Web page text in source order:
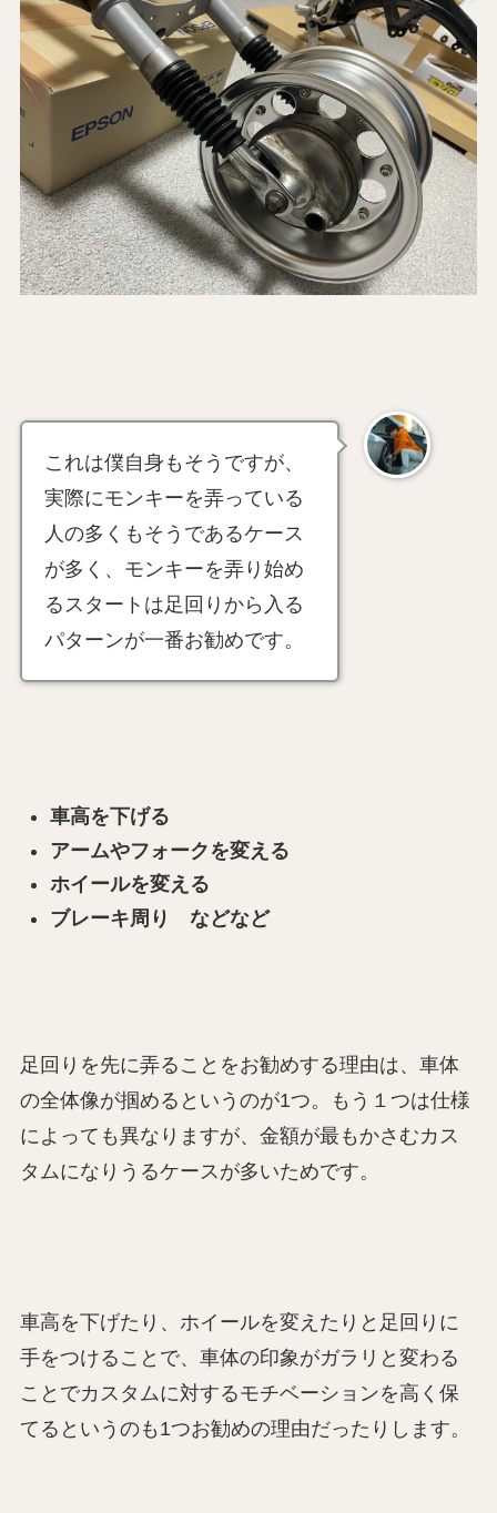
これは僕自身もそうですが、
実際にモンキーを弄っている
人の多くもそうであるケース
が多く、モンキーを弄り始め
るスタートは足回りから入る
パターンが一番お勧めです。
車高を下げる
アームやフォークを変える
ホイールを変える
ブレーキ周り などなど
足回りを先に弄ることをお勧めする理由は、車体
の全体像が掴めるというのが1つ。もう１つは仕様
によっても異なりますが、金額が最もかさむカス
タムになりうるケースが多いためです。
車高を下げたり、ホイールを変えたりと足回りに
手をつけることで、車体の印象がガラリと変わる
ことでカスタムに対するモチベーションを高く保
てるというのも1つお勧めの理由だったりします。